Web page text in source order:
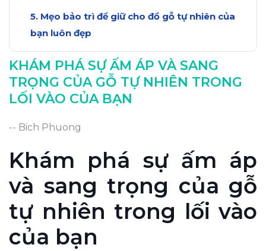
Mẹo bảo trì để giữ cho đồ gỗ tự nhiên của
bạn luôn đẹp
Tăng sự ấm áp và sang trọng cho ngôi nhà
của bạn bằng gỗ tự nhiên
Kết luận: Tạo ấn tượng đầu tiên tuyệt đẹp
KHÁM PHÁ SỰ ẤM ÁP VÀ SANG
TRỌNG CỦA GỖ TỰ NHIÊN TRONG
LỐI VÀO CỦA BẠN
-- Bich Phuong
Khám phá sự ấm áp
và sang trọng của gỗ
tự nhiên trong lối vào
của bạn